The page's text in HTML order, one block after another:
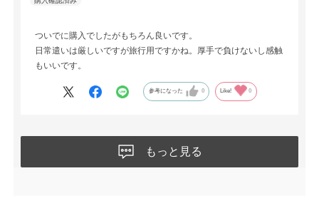
ついでに購入でしたがもちろん良いです。
日常遣いは厳しいですが旅行用ですかね。厚手で負けないし感触
もいいです。
参考になった 0 Like! 0
もっと見る